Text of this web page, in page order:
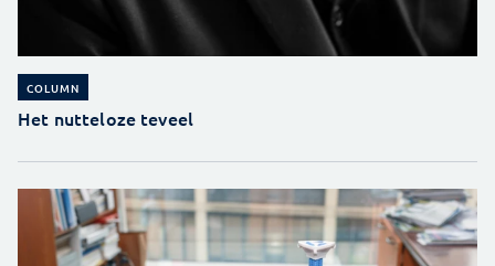
COLUMN
Het nutteloze teveel